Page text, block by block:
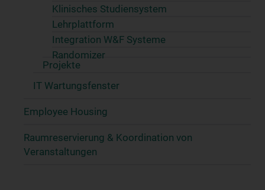
Klinisches Studiensystem
Lehrplattform
Integration W&F Systeme
Randomizer
Projekte
IT Wartungsfenster
Employee Housing
Raumreservierung & Koordination von
Veranstaltungen